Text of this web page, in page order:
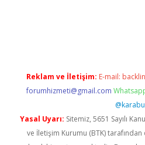
Reklam ve İletişim: E-mail:
forumhizmeti@gmail.com
Yasal Uyarı: Sitemiz, 5651 Sayılı
ve İletişim Kurumu (BTK) tarafından